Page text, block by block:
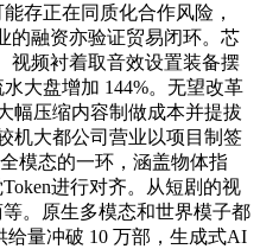
存正在同质化合作风险，
的融资亦验证贸易闭环。芯
视频衬着取音效设置装备摆
大盘增加 144%。无望改革
幅压缩内容制做成本并提拔
机大都公司营业以项目制签
模态的一环，涵盖物体指
进行对齐。从短剧的视
。原生多模态和世界模子都
量冲破 10 万部，生成式AI